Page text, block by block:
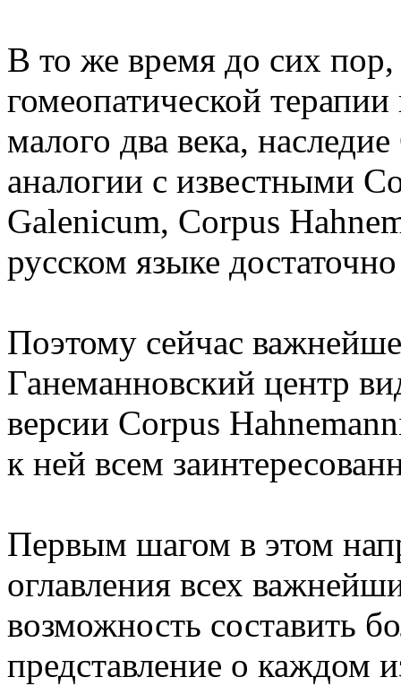
В то же время до сих пор,
гомеопатической
малого два века,
аналогии с известными
Galenicum, Corpus
русском языке
Поэтому сейчас
Ганеманновский центр
версии Corpus
к ней всем
Первым шагом в этом
оглавления всех
возможность составить
представление о каждом